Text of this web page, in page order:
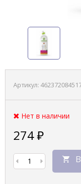
Артикул:
Нет в наличии
274₽